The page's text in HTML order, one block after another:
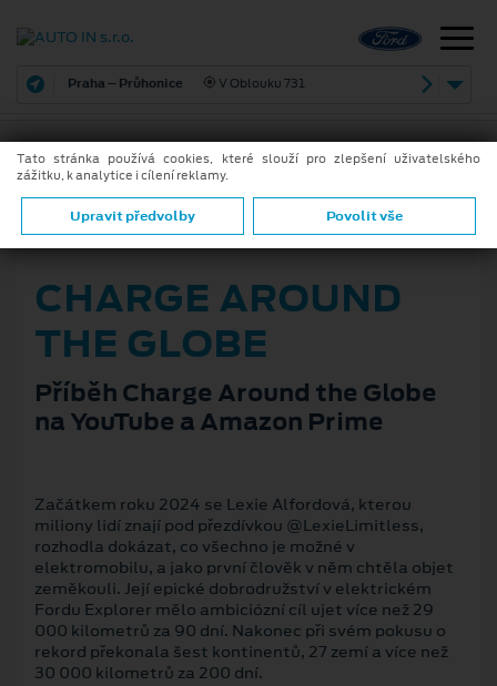
Praha – Průhonice V Oblouku 731
18. 11. 2024
CHARGE AROUND
THE GLOBE
Příběh Charge Around the Globe
na YouTube a Amazon Prime
Začátkem roku 2024 se Lexie Alfordová, kterou
miliony lidí znají pod přezdívkou @LexieLimitless,
rozhodla dokázat, co všechno je možné v
elektromobilu, a jako první člověk v něm chtěla objet
zeměkouli. Její epické dobrodružství v elektrickém
Fordu Explorer mělo ambiciózní cíl ujet více než 29
000 kilometrů za 90 dní. Nakonec při svém pokusu o
rekord překonala šest kontinentů, 27 zemí a více než
30 000 kilometrů za 200 dní.
Tato stránka používá cookies, které slouží pro zlepšení uživatelského
zážitku, k analytice i cílení reklamy.
Upravit předvolby Povolit vše